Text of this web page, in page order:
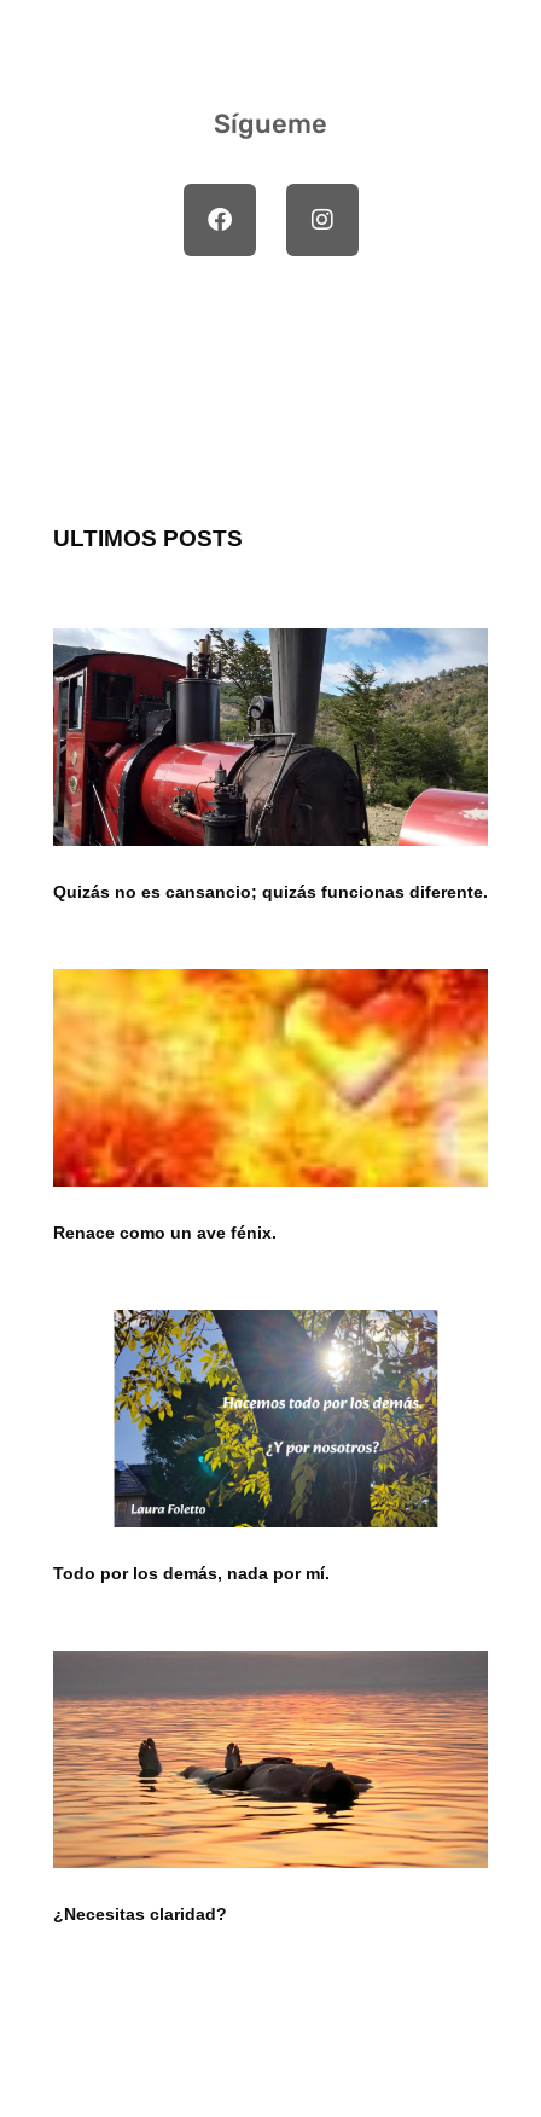
Sígueme
ULTIMOS POSTS
Quizás no es cansancio; quizás funcionas diferente.
Renace como un ave fénix.
Todo por los demás, nada por mí.
¿Necesitas claridad?